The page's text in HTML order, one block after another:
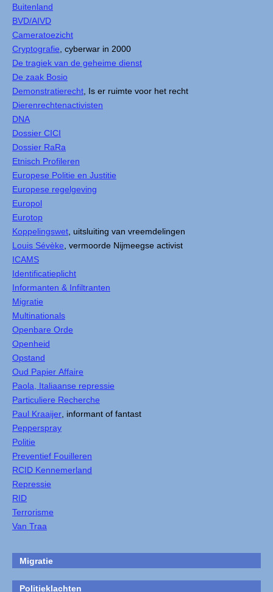
Buitenland
BVD/AIVD
Cameratoezicht
Cryptografie , cyberwar in 2000
De tragiek van de geheime dienst
De zaak Bosio
Demonstratierecht , Is er ruimte voor het recht
Dierenrechtenactivisten
DNA
Dossier CICI
Dossier RaRa
Etnisch Profileren
Europese Politie en Justitie
Europese regelgeving
Europol
Eurotop
Koppelingswet , uitsluiting van vreemdelingen
Louis Sévèke , vermoorde Nijmeegse activist
ICAMS
Identificatieplicht
Informanten & Infiltranten
Migratie
Multinationals
Openbare Orde
Openheid
Opstand
Oud Papier Affaire
Paola, Italiaanse repressie
Particuliere Recherche
Paul Kraaijer , informant of fantast
Pepperspray
Politie
Preventief Fouilleren
RCID Kennemerland
Repressie
RID
Terrorisme
Van Traa
Migratie
Politieklachten